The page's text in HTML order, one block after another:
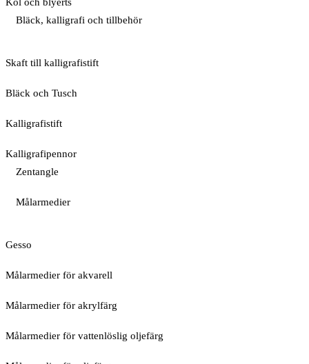
Bläck, kalligrafi och tillbehör
Skaft till kalligrafistift
Bläck och Tusch
Kalligrafistift
Kalligrafipennor
Zentangle
Målarmedier
Gesso
Målarmedier för akvarell
Målarmedier för akrylfärg
Målarmedier för vattenlöslig oljefärg